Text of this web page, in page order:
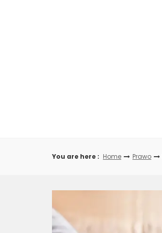
You are here : Home Prawo